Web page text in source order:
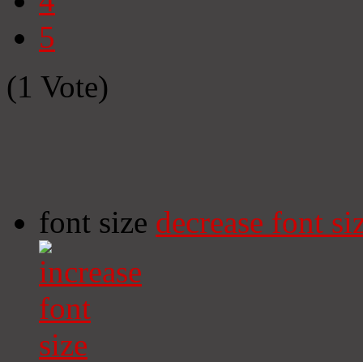
5
(1 Vote)
font size decrease font